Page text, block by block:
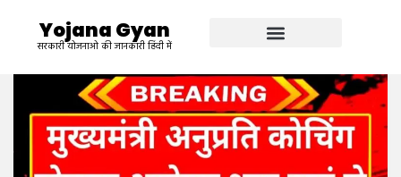
Yojana Gyan
सरकारी योजनाओ की जानकारी हिंदी में